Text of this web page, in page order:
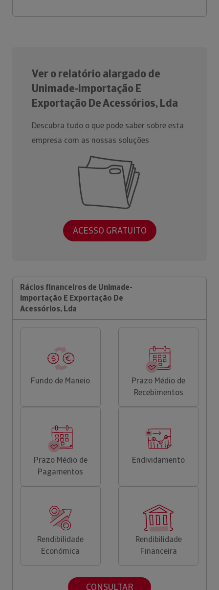
Ver o relatório alargado de
Unimade-importação E
Exportação De Acessórios, Lda
Descubra tudo o que pode saber sobre esta
empresa com as nossas soluções
ACESSO GRATUITO
Rácios financeiros de Unimade-
importação E Exportação De
Acessórios, Lda
Fundo de Maneio
Prazo Médio de
Recebimentos
Prazo Médio de
Pagamentos
Endividamento
Rendibilidade
Económica
Rendibilidade
Financeira
CONSULTAR